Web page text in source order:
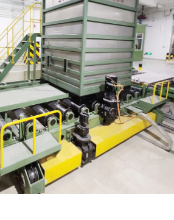
stable, réduire leurs coûts
et assurer leur compétitivité à
les marchés internationaux.